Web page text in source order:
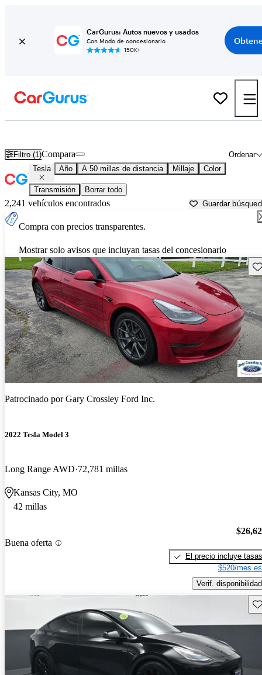
CarGurus: Autos nuevos y usados
Con Modo de concesionario
150K+
Filtro (1) Ordenar
Compara
Tesla Año A 50 millas de distancia Millaje Color
Transmisión Borrar todo
2,241 vehículos encontrados Guardar
Compra con precios transparentes.
Mostrar solo avisos que incluyan tasas del concesionario
Patrocinado porGary Crossley Ford Inc.
2022 Tesla Model 3
Long Range AWD 72,781 millas
Kansas City, MO
42 millas
Buena oferta
El precio incluye tasas
$520/mes
Verif. disponibilidad